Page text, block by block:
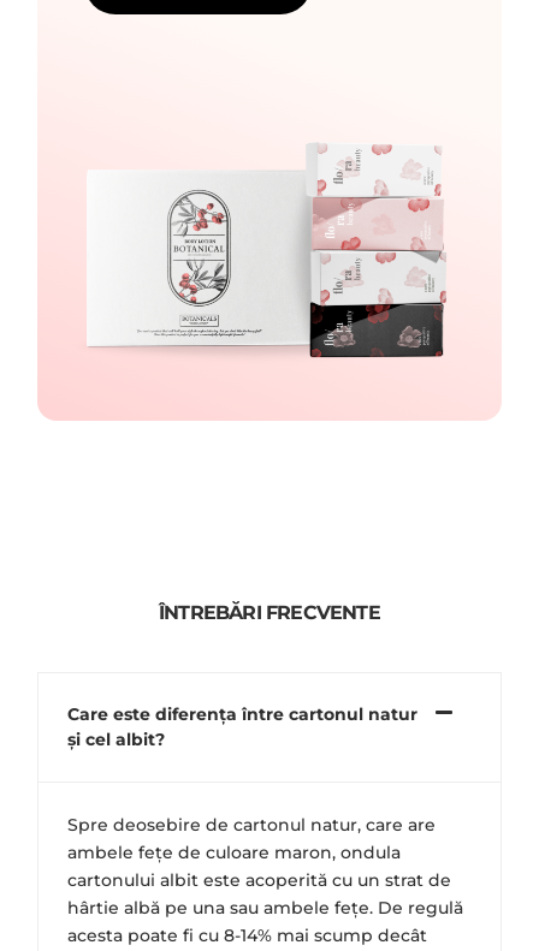
ÎNTREBĂRI FRECVENTE
Care este diferența între cartonul natur
și cel albit?
Spre deosebire de cartonul natur, care are
ambele fețe de culoare maron, ondula
cartonului albit este acoperită cu un strat de
hârtie albă pe una sau ambele fețe. De regulă
acesta poate fi cu 8-14% mai scump decât